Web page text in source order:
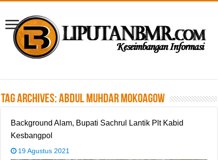
Tag Archives:Abdul Muhdar Mokoagow
Background Alam, Bupati Sachrul Lantik Plt Kabid
Kesbangpol
19 Agustus 2021